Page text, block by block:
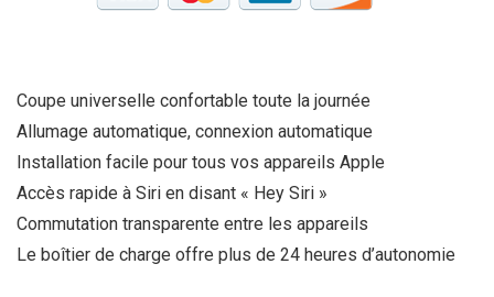
Coupe universelle confortable toute la journée
Allumage automatique, connexion automatique
Installation facile pour tous vos appareils Apple
Accès rapide à Siri en disant « Hey Siri »
Commutation transparente entre les appareils
Le boîtier de charge offre plus de 24 heures d’autonomie